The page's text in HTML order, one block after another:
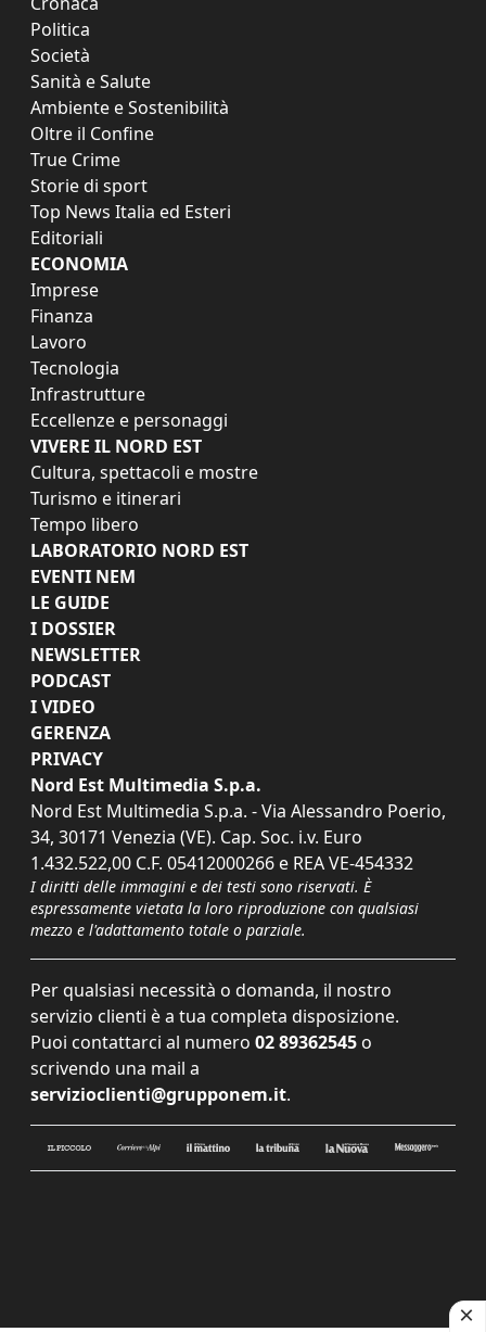
Politica
Società
Sanità e Salute
Ambiente e Sostenibilità
Oltre il Confine
True Crime
Storie di sport
Top News Italia ed Esteri
Editoriali
ECONOMIA
Imprese
Finanza
Lavoro
Tecnologia
Infrastrutture
Eccellenze e personaggi
VIVERE IL NORD EST
Cultura, spettacoli e mostre
Turismo e itinerari
Tempo libero
LABORATORIO NORD EST
EVENTI NEM
LE GUIDE
I DOSSIER
NEWSLETTER
PODCAST
I VIDEO
GERENZA
PRIVACY
Nord Est Multimedia S.p.a.
Nord Est Multimedia S.p.a. - Via Alessandro Poerio,
34, 30171 Venezia (VE). Cap. Soc. i.v. Euro
1.432.522,00 C.F. 05412000266 e REA VE-454332
I diritti delle immagini e dei testi sono riservati. È
espressamente vietata la loro riproduzione con qualsiasi
mezzo e l'adattamento totale o parziale.
Per qualsiasi necessità o domanda, il nostro
servizio clienti è a tua completa disposizione.
Puoi contattarci al numero 02 89362545 o
scrivendo una mail a
servizioclienti@grupponem.it.